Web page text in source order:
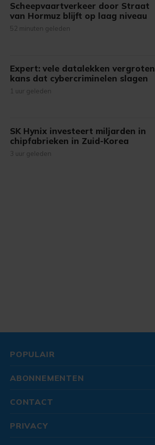
Scheepvaartverkeer door Straat
van Hormuz blijft op laag niveau
52 minuten geleden
Expert: vele datalekken vergroten
kans dat cybercriminelen slagen
1 uur geleden
SK Hynix investeert miljarden in
chipfabrieken in Zuid-Korea
3 uur geleden
POPULAIR
ABONNEMENTEN
CONTACT
PRIVACY